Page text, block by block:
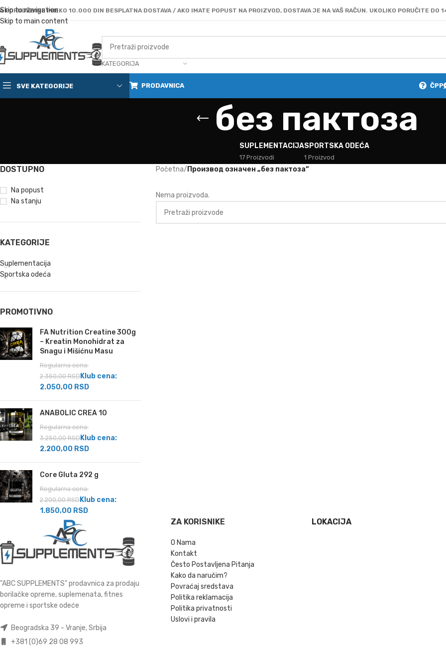
Skip to navigation
Skip to main content
PORUDŽBINE PREKO 10.000 DIN BESPLATNA DOSTAVA / AKO IMATE POPUST NA PROIZVOD, DOSTAVA JE NA VAŠ RAČUN. UKOLIKO PORUČITE DO
KATEGORIJA
SVE KATEGORIJE PRODAVNICA ČPP
без пактоза
SUPLEMENTACIJA
17 Proizvodi
SPORTSKA ODEĆA
1 Proizvod
DOSTUPNO
Na popust
Na stanju
KATEGORIJE
Suplementacija
Sportska odeća
PROMOTIVNO
FA Nutrition Creatine 300g
– Kreatin Monohidrat za
Snagu i Mišićnu Masu
Regularna cena:
2.350,00RSD Klub cena:
2.050,00 RSD
ANABOLIC CREA 10
Regularna cena:
3.250,00RSD Klub cena:
2.200,00 RSD
Core Gluta 292 g
Regularna cena:
2.200,00RSD Klub cena:
1.850,00 RSD
Početna/ Производ oзначен „без пактоза“
Nema proizvoda.
"ABC SUPPLEMENTS" prodavnica za prodaju
borilačke opreme, suplemenata, fitnes
opreme i sportske odeće
Beogradska 39 - Vranje, Srbija
+381 (0)69 28 08 993
ZA KORISNIKE
O Nama
Kontakt
Često Postavljena Pitanja
Kako da naručim?
Povraćaj sredstava
Politika reklamacija
Politika privatnosti
Uslovi i pravila
LOKACIJA